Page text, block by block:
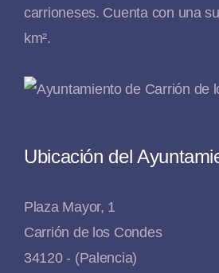
carrioneses. Cuenta con una
km².
Ubicación del
Plaza Mayor, 1
Carrión de los Condes
34120 - (Palencia)